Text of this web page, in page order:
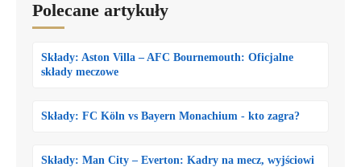
Polecane artykuły
Składy: Aston Villa – AFC Bournemouth: Oficjalne
składy meczowe
Składy: FC Köln vs Bayern Monachium - kto zagra?
Składy: Man City – Everton: Kadry na mecz, wyjściowi